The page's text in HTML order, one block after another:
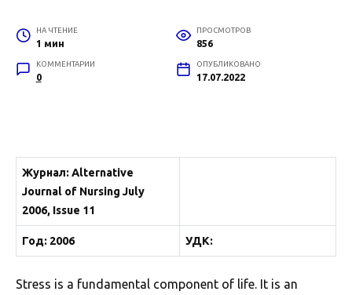
НА ЧТЕНИЕ
1 мин
ПРОСМОТРОВ
856
КОММЕНТАРИИ
0
ОПУБЛИКОВАНО
17.07.2022
Журнал: Alternative
Journal of Nursing July
2006, Issue 11
Год: 2006 УДК:
Stress is a fundamental component of life. It is an